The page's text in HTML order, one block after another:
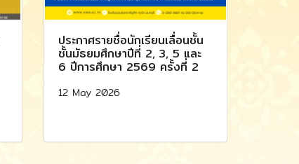
ประกาศรายชื่อนักเรียนเลื่อนชั้น
ชั้นมัธยมศึกษาปีที่ 2, 3, 5 และ
6 ปีการศึกษา 2569 ครั้งที่ 2
12 May 2026